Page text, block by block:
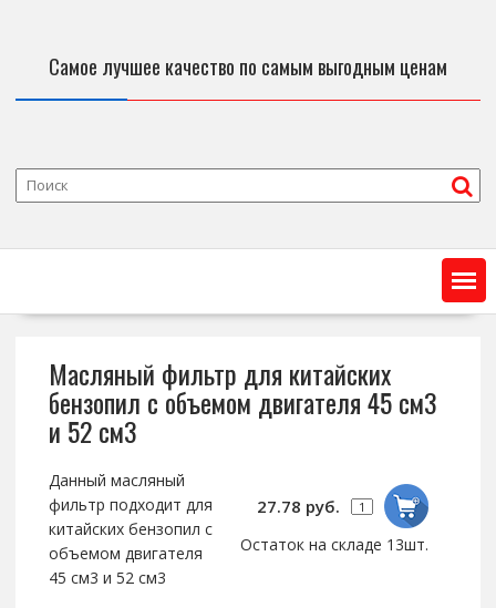
Самое лучшее качество по самым выгодным ценам
Масляный фильтр для китайских
бензопил с объемом двигателя 45 см3
и 52 см3
27.78 руб.
Остаток на складе 13шт.
Данный масляный
фильтр подходит для
китайских бензопил с
объемом двигателя
45 см3 и 52 см3